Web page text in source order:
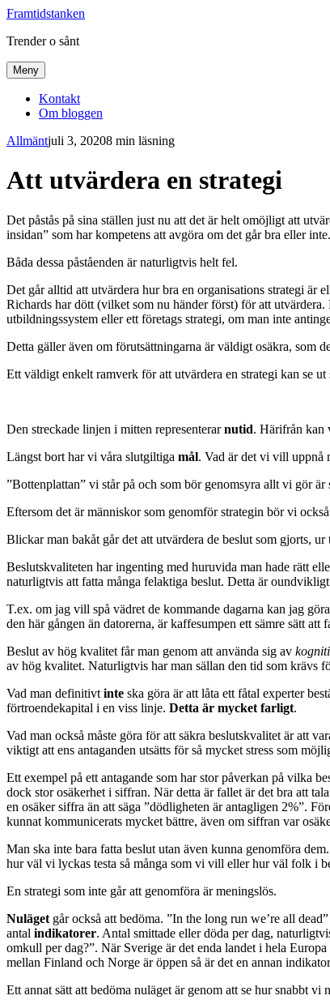
Framtidstanken
Trender o sånt
Meny
Kontakt
Om bloggen
Allmäntjuli 3, 20208 min läsning
Att utvärdera en strategi
Det påstås på sina ställen just nu att det är helt omöjligt att
insidan” som har kompetens att avgöra om det går bra eller inte.
Båda dessa påståenden är naturligtvis helt fel.
Det går alltid att utvärdera hur bra en organisations strategi är
Richards har dött (vilket som nu händer först) för att
utbildningssystem eller ett företags strategi, om man inte
Detta gäller även om förutsättningarna är väldigt osäkra, som
Ett väldigt enkelt ramverk för att utvärdera en strategi kan se ut
Den streckade linjen i mitten representerarnutid. Härifrån kan
Längst bort har vi våra slutgiltiga mål. Vad är det vi vill uppnå
”Bottenplattan” vi står på och som bör genomsyra allt vi gör är
Eftersom det är människor som genomför strategin bör vi
Blickar man bakåt går det att utvärdera de beslut som gjorts, ur
Beslutskvaliteten har ingenting med huruvida man hade rätt
naturligtvis att fatta många felaktiga beslut. Detta är
T.ex. om jag vill spå vädret de kommande dagarna kan jag
den här gången än datorerna, är kaffesumpen ett sämre sätt
Beslut av hög kvalitet får man genom att använda sig av
av hög kvalitet. Naturligtvis har man sällan den tid som krävs
Vad man definitivt inte ska göra är att låta ett fåtal experter
förtroendekapital i en viss linje. Detta är mycket farligt.
Vad man också måste göra för att säkra beslutskvalitet är att
viktigt att ens antaganden utsätts för så mycket stress som
Ett exempel på ett antagande som har stor påverkan på vilka
dock stor osäkerhet i siffran. När detta är fallet är det bra att
en osäker siffra än att säga ”dödligheten är antagligen 2%”.
kunnat kommunicerats mycket bättre, även om siffran var
Man ska inte bara fatta beslut utan även kunna genomföra
hur väl vi lyckas testa så många som vi vill eller hur väl folk i
En strategi som inte går att genomföra är meningslös.
Nuläget går också att bedöma. ”In the long run we’re all
antal indikatorer. Antal smittade eller döda per dag,
omkull per dag?”. När Sverige är det enda landet i hela
mellan Finland och Norge är öppen så är det en annan
Ett annat sätt att bedöma nuläget är genom att se hur snabbt vi